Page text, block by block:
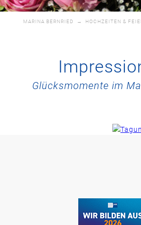
MARINA BERNRIED → HOCHZEITEN &
Glücksmomente im